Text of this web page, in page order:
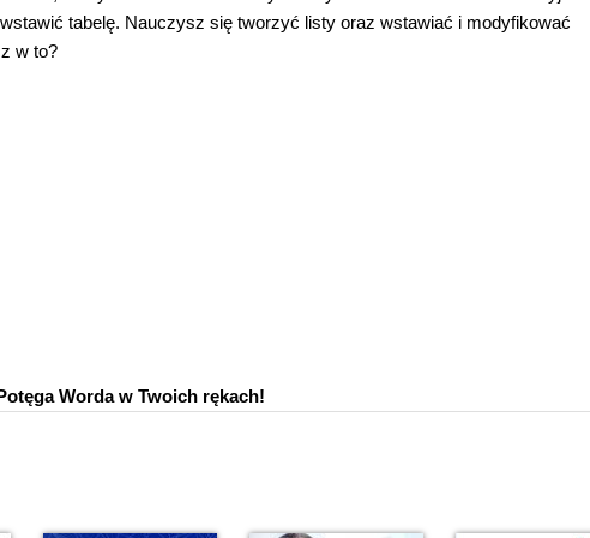
tabelę. Nauczysz się tworzyć listy oraz wstawiać i modyfikować
w to?
Worda w Twoich rękach!